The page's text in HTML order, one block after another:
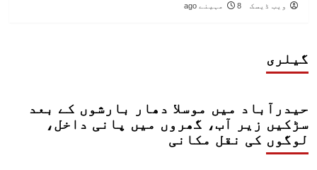
ویب ڈیسک 8 مہینے ago
گیلری
حیدرآباد میں موسلا دھار بارشوں کے بعد
سڑکیں زیر آب، گھروں میں پانی داخل،
لوگوں کی نقل مکانی